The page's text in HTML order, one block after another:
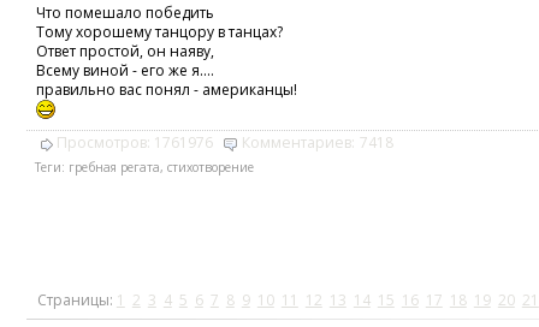
Что помешало победить
Тому хорошему танцору в танцах?
Ответ простой, он наяву,
Всему виной - его же я....
правильно вас понял - американцы!
Просмотров: 1761976 Комментариев: 7418
Теги: гребная регата, стихотворение
Страницы: 1 2 3 4 5 6 7 8 9 10 11 12 13 14 15 16 17 18 19 20 21